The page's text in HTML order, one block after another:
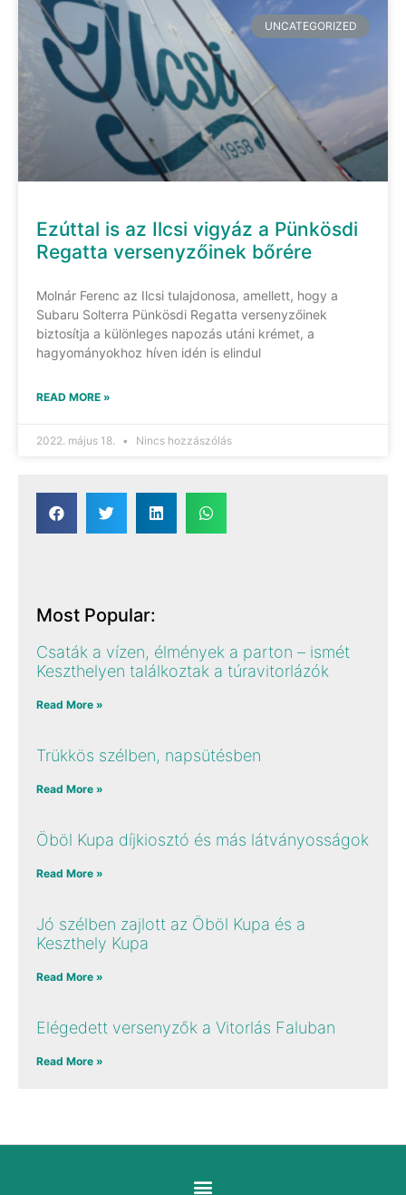
UNCATEGORIZED
Ezúttal is az Ilcsi vigyáz a Pünkösdi
Regatta versenyzőinek bőrére
Molnár Ferenc az Ilcsi tulajdonosa, amellett, hogy a
Subaru Solterra Pünkösdi Regatta versenyzőinek
biztosítja a különleges napozás utáni krémet, a
hagyományokhoz híven idén is elindul
READ MORE »
2022. május 18. Nincs hozzászólás
Most Popular:
Csaták a vízen, élmények a parton – ismét
Keszthelyen találkoztak a túravitorlázók
Read More »
Trükkös szélben, napsütésben
Read More »
Öböl Kupa díjkiosztó és más látványosságok
Read More »
Jó szélben zajlott az Öböl Kupa és a
Keszthely Kupa
Read More »
Elégedett versenyzők a Vitorlás Faluban
Read More »